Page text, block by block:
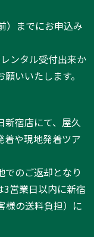
）までにお申込み
ンタル受付出来か
いいたします。
新宿店にて、屋久
着や現地発着ツア
でのご返却となり
3営業日以内に新宿
様の送料負担）に